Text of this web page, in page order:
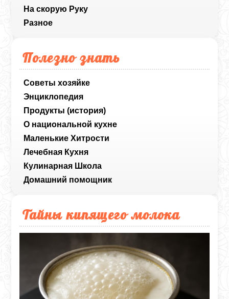
На скорую Руку
Разное
Полезно знать
Советы хозяйке
Энциклопедия
Продукты (история)
О национальной кухне
Маленькие Хитрости
Лечебная Кухня
Кулинарная Школа
Домашний помощник
Тайны кипящего молока